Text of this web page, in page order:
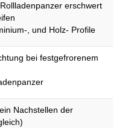
erschwert
, und Holz- Profile
bei festgefrorenem
Nachstellen der